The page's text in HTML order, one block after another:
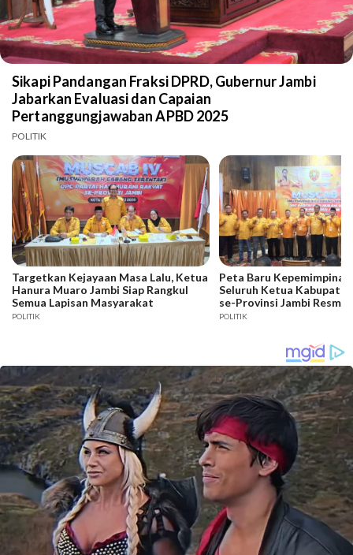
Sikapi Pandangan Fraksi DPRD, Gubernur Jambi
Jabarkan Evaluasi dan Capaian
Pertanggungjawaban APBD 2025
POLITIK
Targetkan Kejayaan Masa Lalu, Ketua
Hanura Muaro Jambi Siap Rangkul
Semua Lapisan Masyarakat
POLITIK
Peta Baru Kepemimpinan
Seluruh Ketua
se-Provinsi Jambi Resmi
POLITIK